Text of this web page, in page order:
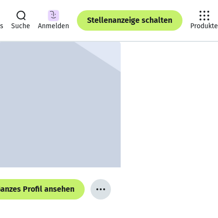
Suche Anmelden
Stellenanzeige schalten
Produkte
Profil ansehen